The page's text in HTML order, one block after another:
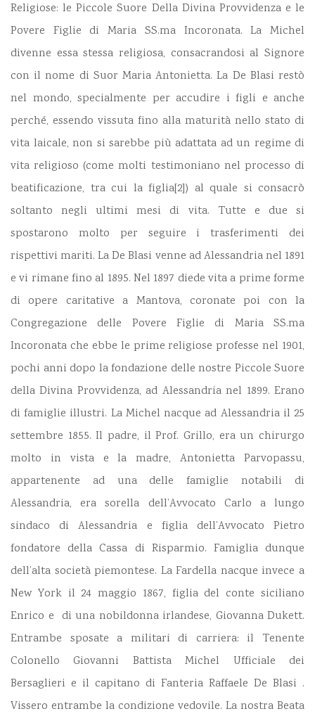
Religiose: le Piccole Suore Della Divina Provvidenza e le
Povere Figlie di Maria SS.ma Incoronata. La Michel
divenne essa stessa religiosa, consacrandosi al Signore
con il nome di Suor Maria Antonietta. La De Blasi restò
nel mondo, specialmente per accudire i figli e anche
perché, essendo vissuta fino alla maturità nello stato di
vita laicale, non si sarebbe più adattata ad un regime di
vita religioso (come molti testimoniano nel processo di
beatificazione, tra cui la figlia[2]) al quale si consacrò
soltanto negli ultimi mesi di vita. Tutte e due si
spostarono molto per seguire i trasferimenti dei
rispettivi mariti. La De Blasi venne ad Alessandria nel 1891
e vi rimane fino al 1895. Nel 1897 diede vita a prime forme
di opere caritative a Mantova, coronate poi con la
Congregazione delle Povere Figlie di Maria SS.ma
Incoronata che ebbe le prime religiose professe nel 1901,
pochi anni dopo la fondazione delle nostre Piccole Suore
della Divina Provvidenza, ad Alessandria nel 1899. Erano
di famiglie illustri. La Michel nacque ad Alessandria il 25
settembre 1855. Il padre, il Prof. Grillo, era un chirurgo
molto in vista e la madre, Antonietta Parvopassu,
appartenente ad una delle famiglie notabili di
Alessandria, era sorella dell’Avvocato Carlo a lungo
sindaco di Alessandria e figlia dell’Avvocato Pietro
fondatore della Cassa di Risparmio. Famiglia dunque
dell’alta società piemontese. La Fardella nacque invece a
New York il 24 maggio 1867, figlia del conte siciliano
Enrico e di una nobildonna irlandese, Giovanna Dukett.
Entrambe sposate a militari di carriera: il Tenente
Colonello Giovanni Battista Michel Ufficiale dei
Bersaglieri e il capitano di Fanteria Raffaele De Blasi .
Vissero entrambe la condizione vedovile. La nostra Beata